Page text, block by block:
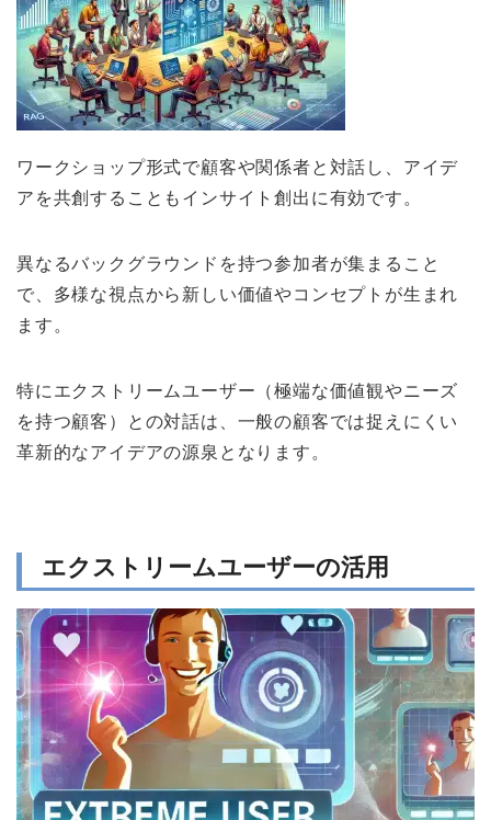
ワークショップ形式で顧客や関係者と対話し、アイデ
アを共創することもインサイト創出に有効です。
異なるバックグラウンドを持つ参加者が集まること
で、多様な視点から新しい価値やコンセプトが生まれ
ます。
特にエクストリームユーザー（極端な価値観やニーズ
を持つ顧客）との対話は、一般の顧客では捉えにくい
革新的なアイデアの源泉となります。
エクストリームユーザーの活用